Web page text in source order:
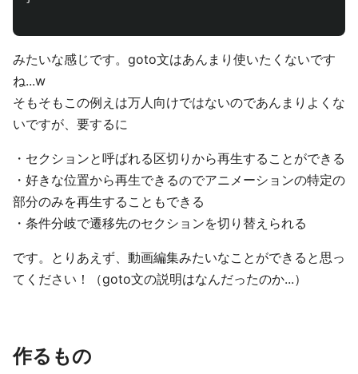
みたいな感じです。goto文はあんまり使いたくないです
ね...w
そもそもこの例えは万人向けではないのであんまりよくな
いですが、要するに
・セクションと呼ばれる区切りから再生することができる
・好きな位置から再生できるのでアニメーションの特定の
部分のみを再生することもできる
・条件分岐で遷移先のセクションを切り替えられる
です。とりあえず、動画編集みたいなことができると思っ
てください！（goto文の説明はなんだったのか...）
作るもの